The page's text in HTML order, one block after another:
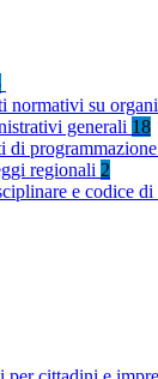
normativi su
generali 18
di
regionali 2
e codice di